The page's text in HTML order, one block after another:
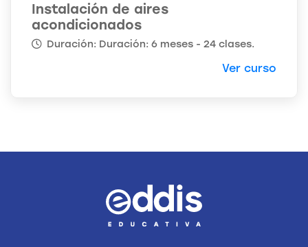
Instalación de aires
acondicionados
Duración: Duración: 6 meses - 24 clases.
Ver curso